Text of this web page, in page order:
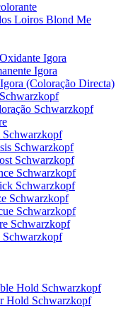
Loiros Blond Me
Igora
Igora
(Coloração Directa)
Schwarzkopf
Schwarzkopf
Schwarzkopf
Schwarzkopf
Schwarzkopf
Schwarzkopf
Schwarzkopf
Schwarzkopf
Schwarzkopf
Hold Schwarzkopf
Hold Schwarzkopf